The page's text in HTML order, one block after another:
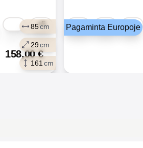
85cm
29cm
161 cm
+5
158,00€
Pagaminta Europoje